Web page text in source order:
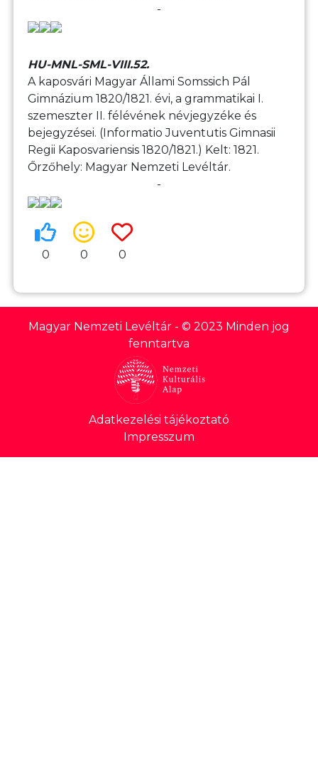
-
HU-MNL-SML-VIII.52.
A kaposvári Magyar Állami Somssich Pál
Gimnázium 1820/1821. évi, a grammatikai I.
szemeszter II. félévének névjegyzéke és
bejegyzései. (Informatio Juventutis Gimnasii
Regii Kaposvariensis 1820/1821.) Kelt: 1821.
Őrzőhely: Magyar Nemzeti Levéltár.
-
0 0 0
Magyar Nemzeti Levéltár - © 2023 Minden jog
fenntartva
Adatkezelési tájékoztató
Impresszum